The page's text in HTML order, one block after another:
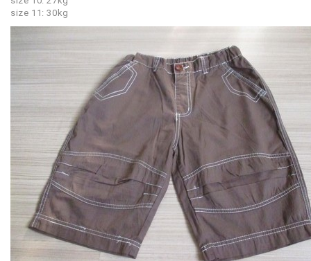
size 11: 30kg